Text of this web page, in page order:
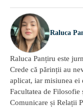
Raluca
Raluca Panțiru este
Crede că părinții au
aplicat, iar misiunea ei
Facultatea de Filosofie
Comunicare și Relații